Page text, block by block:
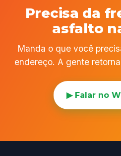
Precisa da
asfalto
Manda o que você
endereço. A gente
▶ Falar no